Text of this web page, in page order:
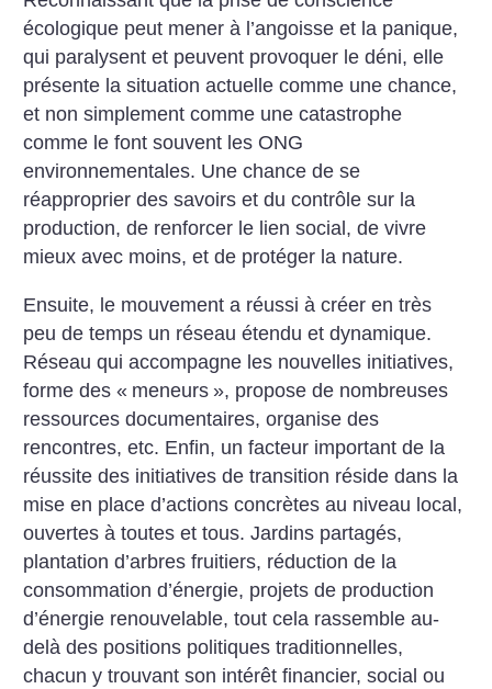
écologique peut mener à l’angoisse et la panique,
qui paralysent et peuvent provoquer le déni, elle
présente la situation actuelle comme une chance,
et non simplement comme une catastrophe
comme le font souvent les ONG
environnementales. Une chance de se
réapproprier des savoirs et du contrôle sur la
production, de renforcer le lien social, de vivre
mieux avec moins, et de protéger la nature.
Ensuite, le mouvement a réussi à créer en très
peu de temps un réseau étendu et dynamique.
Réseau qui accompagne les nouvelles initiatives,
forme des « meneurs », propose de nombreuses
ressources documentaires, organise des
rencontres, etc. Enfin, un facteur important de la
réussite des initiatives de transition réside dans la
mise en place d’actions concrètes au niveau local,
ouvertes à toutes et tous. Jardins partagés,
plantation d’arbres fruitiers, réduction de la
consommation d’énergie, projets de production
d’énergie renouvelable, tout cela rassemble au-
delà des positions politiques traditionnelles,
chacun y trouvant son intérêt financier, social ou